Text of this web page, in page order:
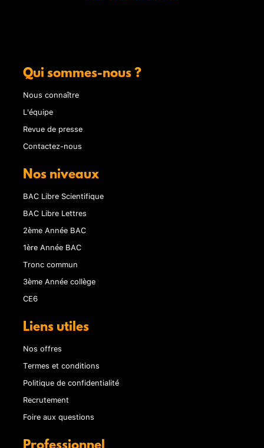
Qui sommes-nous ?
Nous connaître
L'équipe
Revue de presse
Contactez-nous
Nos niveaux
BAC Libre Scientifique
BAC Libre Lettres
2ème Année BAC
1ère Année BAC
Tronc commun
3ème Année collège
CE6
Liens utiles
Nos offres
Termes et conditions
Politique de confidentialité
Recrutement
Foire aux questions